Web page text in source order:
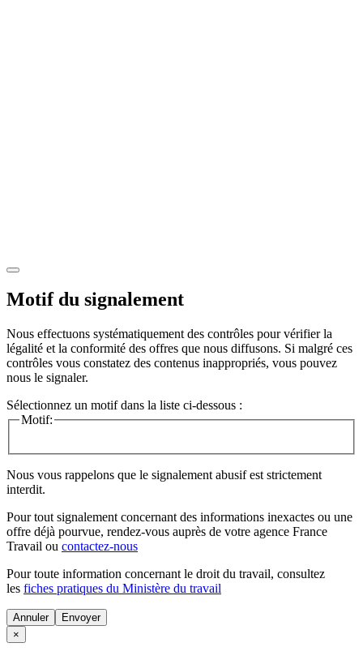
Motif du signalement
Nous effectuons systématiquement des contrôles pour vérifier la
légalité et la conformité des offres que nous diffusons. Si malgré ces
contrôles vous constatez des contenus inappropriés, vous pouvez
nous le signaler.
Sélectionnez un motif dans la liste ci-dessous :
Motif:
Nous vous rappelons que le signalement abusif est strictement
interdit.
Pour tout signalement concernant des informations inexactes ou une
offre déjà pourvue, rendez-vous auprès de votre agence France
Travail ou contactez-nous
Pour toute information concernant le droit du travail, consultez
les fiches pratiques du Ministère du travail
Annuler
×